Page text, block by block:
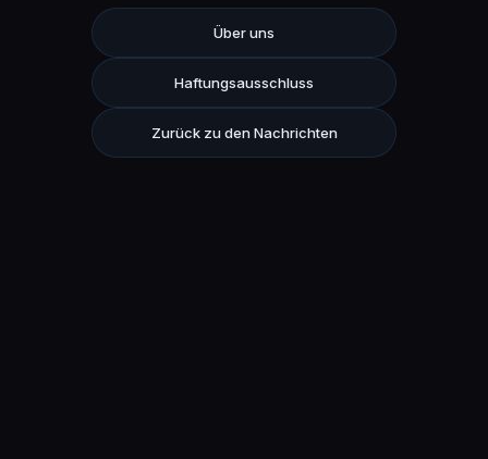
Über uns
Haftungsausschluss
Zurück zu den Nachrichten